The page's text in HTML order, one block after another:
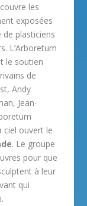
les
exposées
de plasticiens
L’Arboretum
le soutien
de
Andy
Jean-
ciel ouvert le
. Le groupe
pour que
à leur
qui